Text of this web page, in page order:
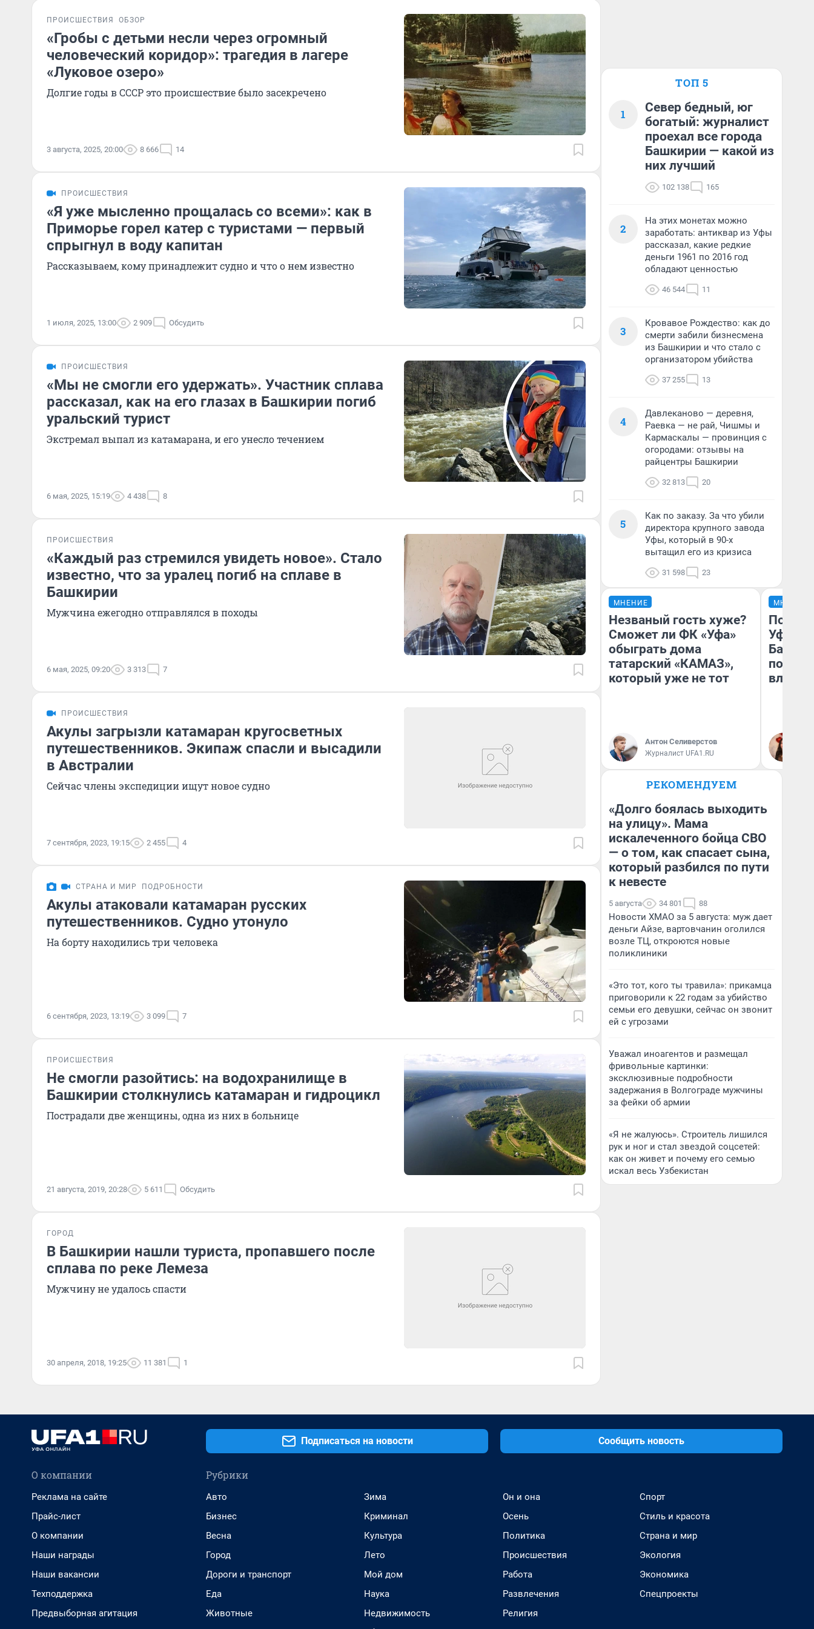
ПРОИСШЕСТВИЯ ОБЗОР
«Гробы с детьми несли через огромный
человеческий коридор»: трагедия в лагере
«Луковое озеро»
Долгие годы в СССР это происшествие было засекречено
3 августа, 2025, 20:00 8 666 14
ПРОИСШЕСТВИЯ
«Я уже мысленно прощалась со всеми»: как в
Приморье горел катер с туристами — первый
спрыгнул в воду капитан
Рассказываем, кому принадлежит судно и что о нем известно
1 июля, 2025, 13:00 2 909 Обсудить
ПРОИСШЕСТВИЯ
«Мы не смогли его удержать». Участник сплава
рассказал, как на его глазах в Башкирии погиб
уральский турист
Экстремал выпал из катамарана, и его унесло течением
6 мая, 2025, 15:19 4 438 8
ПРОИСШЕСТВИЯ
«Каждый раз стремился увидеть новое». Стало
известно, что за уралец погиб на сплаве в
Башкирии
Мужчина ежегодно отправлялся в походы
6 мая, 2025, 09:20 3 313 7
ПРОИСШЕСТВИЯ
Акулы загрызли катамаран кругосветных
путешественников. Экипаж спасли и высадили
в Австралии
Сейчас члены экспедиции ищут новое судно
7 сентября, 2023, 19:15 2 455 4
СТРАНА И МИР ПОДРОБНОСТИ
Акулы атаковали катамаран русских
путешественников. Судно утонуло
На борту находились три человека
6 сентября, 2023, 13:19 3 099 7
ПРОИСШЕСТВИЯ
Не смогли разойтись: на водохранилище в
Башкирии столкнулись катамаран и гидроцикл
Пострадали две женщины, одна из них в больнице
21 августа, 2019, 20:28 5 611 Обсудить
ГОРОД
В Башкирии нашли туриста, пропавшего после
сплава по реке Лемеза
Мужчину не удалось спасти
30 апреля, 2018, 19:25 11 381 1
ТОП 5
1
Север бедный, юг
богатый: журналист
проехал все города
Башкирии — какой из
них лучший
102 138 165
2
На этих монетах можно
заработать: антиквар из Уфы
рассказал, какие редкие
деньги 1961 по 2016 год
обладают ценностью
46 544 11
3
Кровавое Рождество: как до
смерти забили бизнесмена
из Башкирии и что стало с
организатором убийства
37 255 13
4
Давлеканово — деревня,
Раевка — не рай, Чишмы и
Кармаскалы — провинция с
огородами: отзывы на
райцентры Башкирии
32 813 20
5
Как по заказу. За что убили
директора крупного завода
Уфы, который в 90-х
вытащил его из кризиса
31 598 23
МНЕНИЕ
Незваный гость хуже?
Сможет ли ФК «Уфа»
обыграть дома
татарский «КАМАЗ»,
который уже не тот
Антон Селиверстов
Журналист UFA1.RU
МНЕНИЕ
Уфы:
РЕКОМЕНДУЕМ
«Долго боялась выходить
на улицу». Мама
искалеченного бойца СВО
— о том, как спасает сына,
который разбился по пути
к невесте
5 августа 34 801 88
Новости ХМАО за 5 августа: муж дает
деньги Айзе, вартовчанин оголился
возле ТЦ, откроются новые
поликлиники
«Это тот, кого ты травила»: прикамца
приговорили к 22 годам за убийство
семьи его девушки, сейчас он звонит
ей с угрозами
Уважал иноагентов и размещал
фривольные картинки:
эксклюзивные подробности
задержания в Волгограде мужчины
за фейки об армии
«Я не жалуюсь». Строитель лишился
рук и ног и стал звездой соцсетей:
как он живет и почему его семью
искал весь Узбекистан
Подписаться на новости Сообщить новость
О компании
Реклама на сайте
Прайс-лист
О компании
Наши награды
Наши вакансии
Техподдержка
Предвыборная агитация
Рубрики
Авто
Бизнес
Весна
Город
Дороги и транспорт
Еда
Животные
Зима
Криминал
Культура
Лето
Мой дом
Наука
Недвижимость
Он и она
Осень
Политика
Происшествия
Работа
Развлечения
Религия
Спорт
Стиль и красота
Страна и мир
Экология
Экономика
Спецпроекты